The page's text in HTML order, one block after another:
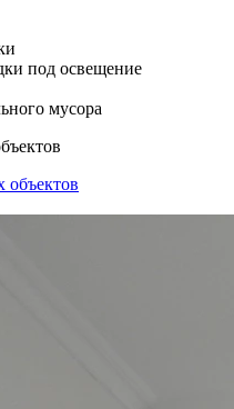
под освещение
мусора